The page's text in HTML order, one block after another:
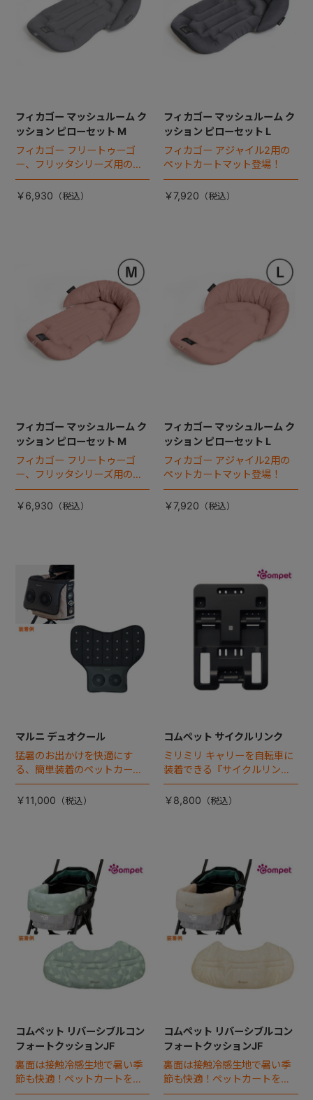
フィカゴー マッシュルーム ク
ッション ピローセット M
フィカゴー フリートゥーゴ
ー、フリッタシリーズ用のペ
ットカートマット登場！
￥6,930
フィカゴー マッシュルーム ク
ッション ピローセット L
フィカゴー アジャイル2用の
ペットカートマット登場！
￥7,920
フィカゴー マッシュルーム ク
ッション ピローセット M
フィカゴー フリートゥーゴ
ー、フリッタシリーズ用のペ
ットカートマット登場！
￥6,930
フィカゴー マッシュルーム ク
ッション ピローセット L
フィカゴー アジャイル2用の
ペットカートマット登場！
￥7,920
マルニ デュオクール
猛暑のお出かけを快適にす
る、簡単装着のペットカート
専用ダブル送風ファンが登
場。
￥11,000
コムペット サイクルリンク
ミリミリ キャリーを自転車に
装着できる『サイクルリン
ク』が登場！
￥8,800
コムペット リバーシブルコン
フォートクッションJF
裏面は接触冷感生地で暑い季
節も快適！ペットカートをお
しゃれに・かわいく・かっこ
コムペット リバーシブルコン
フォートクッションJF
裏面は接触冷感生地で暑い季
節も快適！ペットカートをお
しゃれに・かわいく・かっこ